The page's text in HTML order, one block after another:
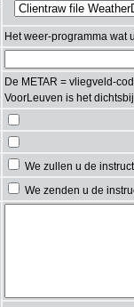
Het weer-programma wat
De METAR = vliegveld-
VoorLeuven is het
We zullen u de
We zenden u de